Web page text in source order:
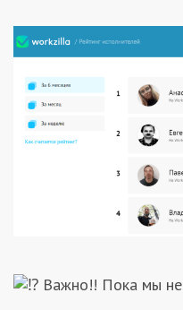
Важно!! Пока мы не